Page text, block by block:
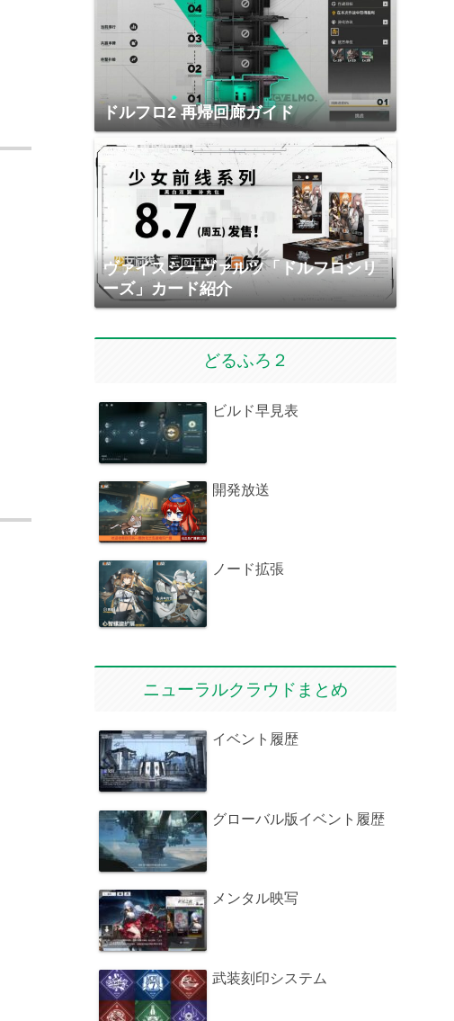
ドルフロ2 再帰回廊ガイド
ヴァイスシュヴァルツ「ドルフロシリ
ーズ」カード紹介
どるふろ２
ビルド早見表
開発放送
ノード拡張
ニューラルクラウドまとめ
イベント履歴
グローバル版イベント履歴
メンタル映写
武装刻印システム